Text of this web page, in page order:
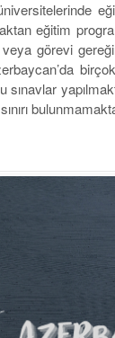
eğitim
veya görevi